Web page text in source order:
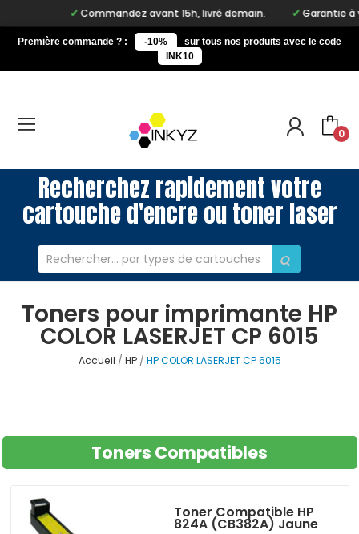
Commandez avant 15h, livré demain. Garantie à
Première commande ? : -10%
sur tous nos produits avec le code
INK10
0
Recherchez rapidement votre
cartouche d'encre ou toner laser
Toners pour imprimante HP
COLOR LASERJET CP 6015
Accueil HP HP COLOR LASERJET CP 6015
Toners Compatibles
Toner Compatible HP
824A (CB382A) Jaune